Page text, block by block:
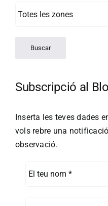
Subscripció al
Inserta les teves dades
vols rebre una
observació.